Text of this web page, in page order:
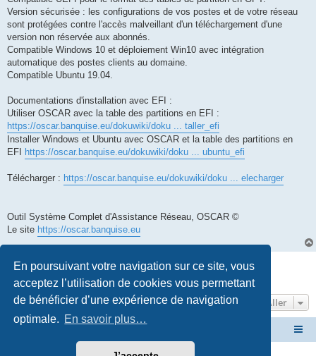
En poursuivant votre navigation sur ce site, vous
acceptez l’utilisation de cookies vous permettant
de bénéficier d’une expérience de navigation
optimale. En savoir plus…
Version sécurisée : les configurations de vos postes et de votre réseau
sont protégées contre l'accès malveillant d'un téléchargement d'une
version non réservée aux abonnés.
Compatible Windows 10 et déploiement Win10 avec intégration
automatique des postes clients au domaine.
Compatible Ubuntu 19.04.
Documentations d'installation avec EFI :
Utiliser OSCAR avec la table des partitions en EFI :
https://oscar.banquise.eu/dokuwiki/doku ... taller_efi
Installer Windows et Ubuntu avec OSCAR et la table des partitions en
EFI
https://oscar.banquise.eu/dokuwiki/doku ... ubuntu_efi
Télécharger : https://oscar.banquise.eu/dokuwiki/doku ... elecharger
Outil Système Complet d'Assistance Réseau, OSCAR ©
Le site https://oscar.banquise.eu
Répondre
1 message • Page 1sur
Aller